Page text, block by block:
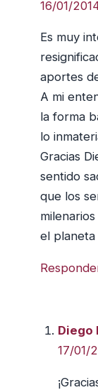
16/01/
Es muy
aportes
A mi
la forma
lo
Gracias
sentido
que los
el planeta
Diego
17/01/